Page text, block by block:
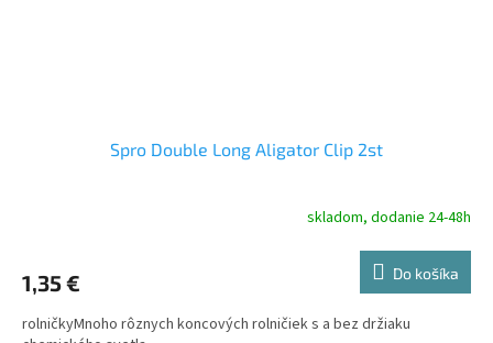
Spro Double Long Aligator Clip 2st
skladom, dodanie 24-48h
1,35 € Do košíka
rolničkyMnoho rôznych koncových rolničiek s a bez držiaku